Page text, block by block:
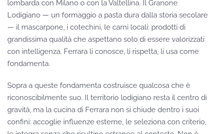
lombarda con Milano o con la Valtellina. Il Granone
Lodigiano — un formaggio a pasta dura dalla storia secolare
— il mascarpone, i cotechini, le carni locali: prodotti di
grandissima qualità che aspettano solo di essere valorizzati
con intelligenza. Ferrara li conosce, li rispetta, li usa come
fondamenta.
Sopra a queste fondamenta costruisce qualcosa che è
riconoscibilmente suo. Il territorio lodigiano resta il centro di
gravità, ma la cucina di Ferrara non si chiude dentro i suoi
confini: accoglie influenze esterne, le seleziona con criterio,